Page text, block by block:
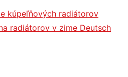
kúpeľňových radiátorov
radiátorov v zime Deutsch